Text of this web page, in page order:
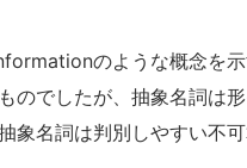
のような概念を
のでしたが、抽象名詞は
名詞は判別しやすい不可